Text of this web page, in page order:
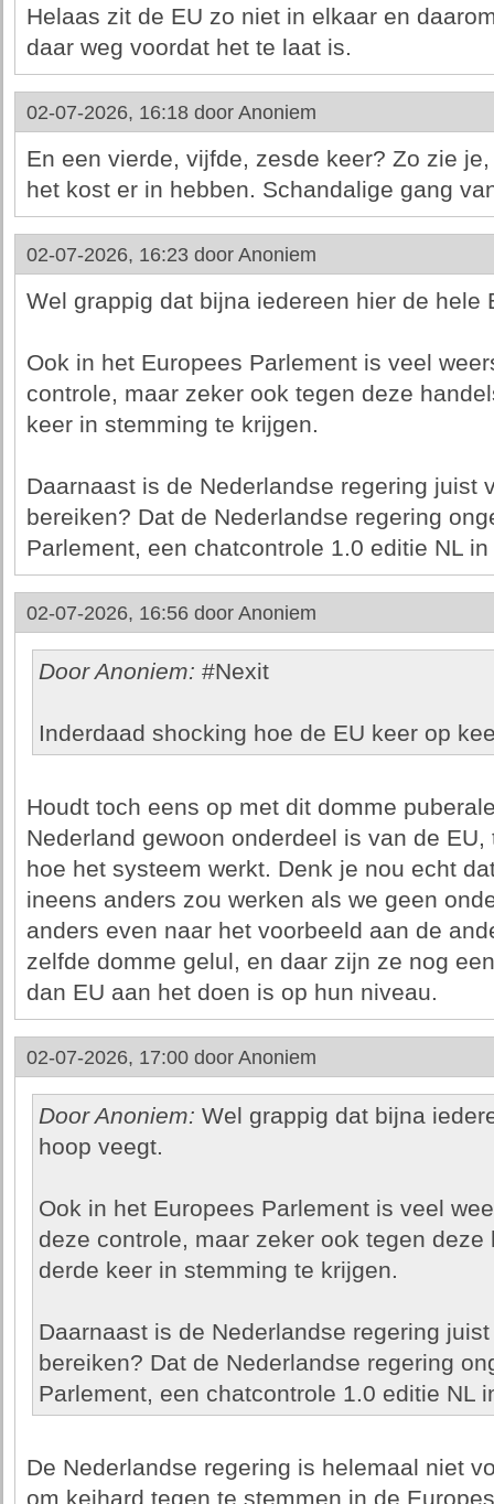
Helaas zit de EU zo niet in elkaar en
daar weg voordat het te laat is.
02-07-2026, 16:18 door Anoniem
En een vierde, vijfde, zesde keer? Zo zie
het kost er in hebben. Schandalige gang
02-07-2026, 16:23 door Anoniem
Wel grappig dat bijna iedereen hier de hele
Ook in het Europees Parlement is veel
controle, maar zeker ook tegen deze
keer in stemming te krijgen.
Daarnaast is de Nederlandse regering juist
bereiken? Dat de Nederlandse regering
Parlement, een chatcontrole 1.0 editie NL
02-07-2026, 16:56 door Anoniem
Door Anoniem: #Nexit
Inderdaad shocking hoe de EU keer op
Houdt toch eens op met dit domme
Nederland gewoon onderdeel is van de
hoe het systeem werkt. Denk je nou echt
ineens anders zou werken als we geen
anders even naar het voorbeeld aan de
zelfde domme gelul, en daar zijn ze nog
dan EU aan het doen is op hun niveau.
02-07-2026, 17:00 door Anoniem
Door Anoniem: Wel grappig dat bijna
hoop veegt.
Ook in het Europees Parlement is veel
deze controle, maar zeker ook tegen
derde keer in stemming te krijgen.
Daarnaast is de Nederlandse regering
bereiken? Dat de Nederlandse regering
Parlement, een chatcontrole 1.0 editie NL
De Nederlandse regering is helemaal niet
om keihard tegen te stemmen in de